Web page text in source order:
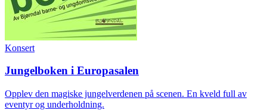
Konsert
Jungelboken i Europasalen
Opplev den magiske jungelverdenen på scenen. En kveld full av
eventyr og underholdning.